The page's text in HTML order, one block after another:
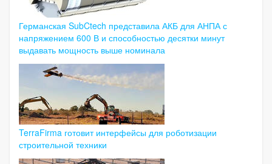
Германская SubCtech представила АКБ для АНПА с
напряжением 600 В и способностью десятки минут
выдавать мощность выше номинала
TerraFirma готовит интерфейсы для роботизации
строительной техники